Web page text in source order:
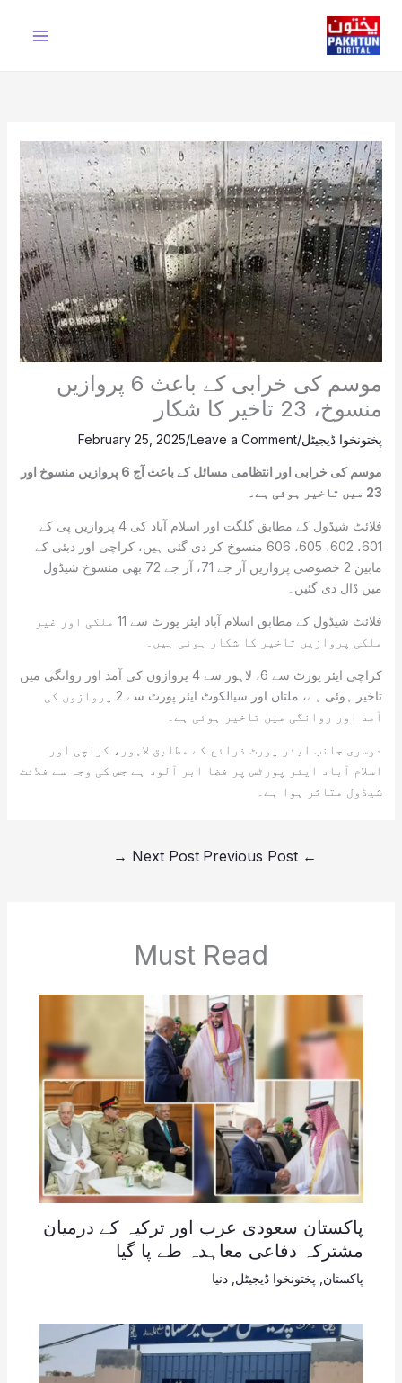
content
موسم کی خرابی کے باعث 6 پروازیں
منسوخ، 23 تاخیر کا شکار
پختونخوا ڈیجیٹل/
Leave a Comment
/
February 25, 2025
موسم کی خرابی اور انتظامی مسائل کے باعث آج 6 پروازیں منسوخ اور
23 میں تاخیر ہوئی ہے۔
فلائٹ شیڈول کے مطابق گلگت اور اسلام آباد کی 4 پروازیں پی کے
601، 602، 605، 606 منسوخ کر دی گئی ہیں، کراچی اور دبئی کے
مابین 2 خصوصی پروازیں آر جے 71، آر جے 72 بھی منسوخ شیڈول
میں ڈال دی گئیں۔
فلائٹ شیڈول کے مطابق اسلام آباد ایئر پورٹ سے 11 ملکی اور غیر
ملکی پروازیں تاخیر کا شکار ہوئی ہیں۔
کراچی ایئر پورٹ سے 6، لاہور سے 4 پروازوں کی آمد اور روانگی میں
تاخیر ہوئی ہے، ملتان اور سیالکوٹ ایئر پورٹ سے 2 پروازوں کی
آمد اور روانگی میں تاخیر ہوئی ہے۔
دوسری جانب ایئر پورٹ ذرائع کے مطابق لاہور، کراچی اور
اسلام آباد ایئر پورٹس پر فضا ابر آلود ہے جس کی وجہ سے فلائٹ
شیڈول متاثر ہوا ہے۔
←
Next Post
→
Must Read
پاکستان سعودی عرب اور ترکیہ کے درمیان
مشترکہ دفاعی معاہدہ طے پا گیا
پاکستان پختونخوا ڈیجیٹل دنیا